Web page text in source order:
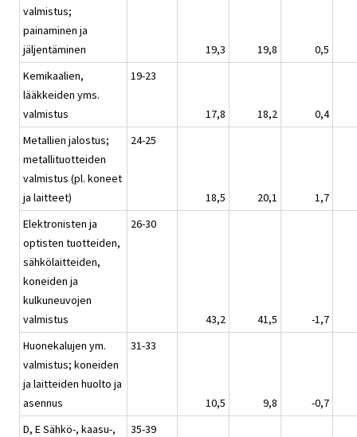
valmistus;
painaminen ja
jäljentäminen
19,3 19,8
0,5
Kemikaalien,
lääkkeiden yms.
valmistus
19-23
17,8 18,2
0,4
Metallien jalostus;
metallituotteiden
valmistus (pl. koneet
ja laitteet)
24-25
18,5 20,1
1,7
Elektronisten ja
optisten tuotteiden,
sähkölaitteiden,
koneiden ja
kulkuneuvojen
valmistus
26-30
43,2 41,5
-1,7
Huonekalujen ym.
valmistus; koneiden
ja laitteiden huolto ja
asennus
31-33
10,5 9,8
-0,7
D, E Sähkö-, kaasu-,
35-39